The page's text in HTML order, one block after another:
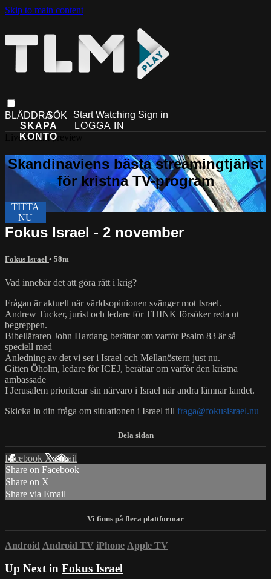
Skip to main content
Start Watching Sign in
Live stream preview
Fokus Israel - 2 november
Fokus Israel • 58m
Vad innebär det att göra rätt i krig?
Frågan är aktuell när världsopinionen svänger mot Israel.
Andrew Tucker, jurist och ledare för THINK försöker reda ut
begreppen.
Bibelläraren John Hardang berättar om varför Psalm 83 är så
speciell med
Anledning av det vi ser i Israel och Mellanöstern just nu.
Gitten Öholm, ledare för ICEJ, berättar om varför den kristna
ambassade
I Jerusalem prioriterar sin närvaro i Israel när andra lämnar landet.
Skicka in din fråga om situationen i Israel till fraga@fokusisrael.nu
Facebook XEmail
Share on Facebook
Share on X
Share via Email
Android Android TV iPhone Apple TV
Up Next in Fokus Israel